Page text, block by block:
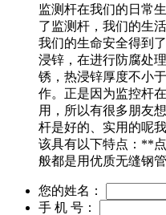
监测杆在我们的日常
了监测杆，我们的生
我们的生命安全得到
浸锌，在进行防腐处
锈，热浸锌厚度不小
作。正是因为监控杆
用，所以有很多朋友
杆是好的、实用的呢
该具有以下特点：**
般都是用优质无缝钢
您的姓名：
手 机 号：